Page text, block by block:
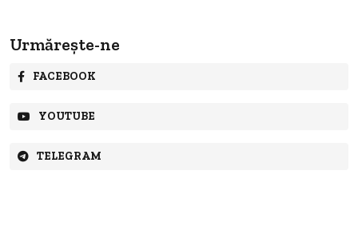
Urmărește-ne
FACEBOOK
YOUTUBE
TELEGRAM